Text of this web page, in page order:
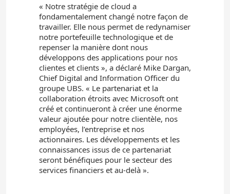
« Notre stratégie de cloud a
fondamentalement changé notre façon de
travailler. Elle nous permet de redynamiser
notre portefeuille technologique et de
repenser la manière dont nous
développons des applications pour nos
clientes et clients », a déclaré Mike Dargan,
Chief Digital and Information Officer du
groupe UBS. « Le partenariat et la
collaboration étroits avec Microsoft ont
créé et continueront à créer une énorme
valeur ajoutée pour notre clientèle, nos
employées, l’entreprise et nos
actionnaires. Les développements et les
connaissances issus de ce partenariat
seront bénéfiques pour le secteur des
services financiers et au-delà ».